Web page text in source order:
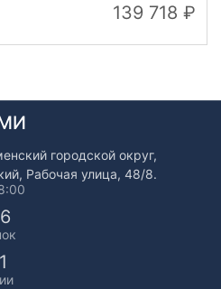
139 718
городской округ,
Рабочая улица, 48/8.